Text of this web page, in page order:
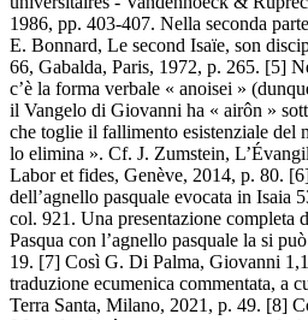
1986, pp. 403-407. Nella seconda
E. Bonnard, Le second Isaïe, son
66, Gabalda, Paris, 1972, p. 265. [5]
c’è la forma verbale « anoisei »
il Vangelo di Giovanni ha « airôn »
che toglie il fallimento esistenziale del
lo elimina ». Cf. J. Zumstein,
Labor et fides, Genève, 2014, p. 80.
dell’agnello pasquale evocata in Isaia
col. 921. Una presentazione completa
Pasqua con l’agnello pasquale la si
19. [7] Così G. Di Palma, Giovanni
traduzione ecumenica commentata, a
Terra Santa, Milano, 2021, p. 49. [8]